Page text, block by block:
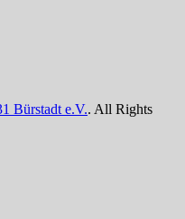
Bürstadt e.V.. All Rights